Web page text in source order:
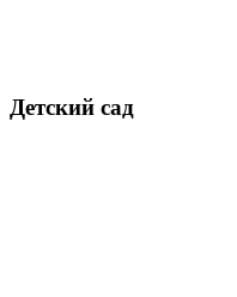
Детский сад